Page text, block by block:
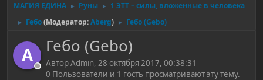
МАГИЯ ЕДИНА ► Руны ► 1 ЭТТ – силы, вложенные в человека
► Гебо(Модератор:Aberg) ► Гебо (Gebo)
A Гебо (Gebo)
Автор Admin, 28 октября 2017, 00:38:31
0 Пользователи и 1 гость просматривают эту тему.